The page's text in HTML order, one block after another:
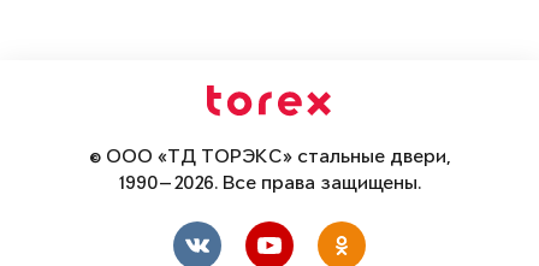
© ООО «ТД ТОРЭКС» стальные двери,
1990—2026. Все права защищены.